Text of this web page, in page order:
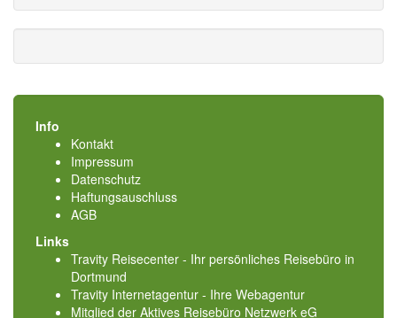
Info
Kontakt
Impressum
Datenschutz
Haftungsauschluss
AGB
Links
Travity Reisecenter - Ihr persönliches Reisebüro in
Dortmund
Travity Internetagentur - Ihre Webagentur
Mitglied der Aktives Reisebüro Netzwerk eG